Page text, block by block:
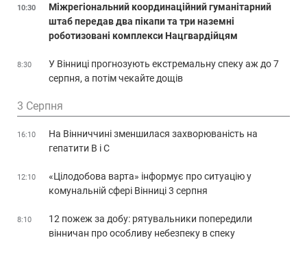
10:30
Міжрегіональний координаційний гуманітарний
штаб передав два пікапи та три наземні
роботизовані комплекси Нацгвардійцям
8:30
У Вінниці прогнозують екстремальну спеку аж до 7
серпня, а потім чекайте дощів
3 Серпня
16:10
На Вінниччині зменшилася захворюваність на
гепатити В і С
12:10
«Цілодобова варта» інформує про ситуацію у
комунальній сфері Вінниці 3 серпня
8:10
12 пожеж за добу: рятувальники попередили
вінничан про особливу небезпеку в спеку